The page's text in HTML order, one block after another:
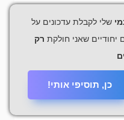
מרווח, עם מכשירים
הוראות הגעה
שלי לקבלת עדכונים על
יחודיים שאני חולקת רק
כן, תוסיפי אותי!